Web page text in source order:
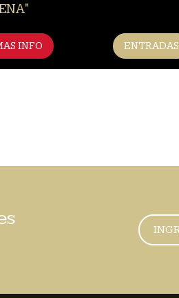
INFO ENTRADAS